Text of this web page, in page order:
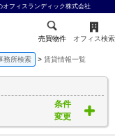
フィスランディック株式会社
売買物件 オフィス検索
務所検索 賃貸情報一覧
条件
変更